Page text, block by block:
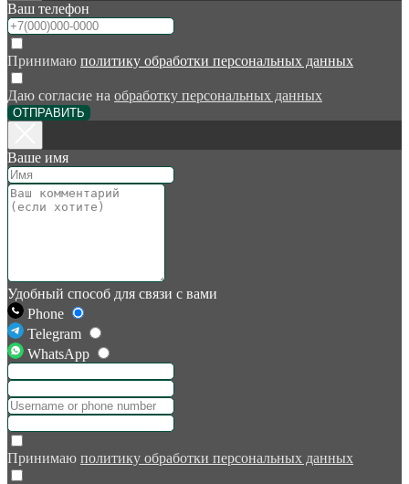
Ваш телефон
Принимаю политику обработки персональных данных
Даю согласие на обработку персональных данных
ОТПРАВИТЬ
Ваше имя
Удобный способ для связи с вами
Phone
Telegram
WhatsApp
Принимаю политику обработки персональных данных